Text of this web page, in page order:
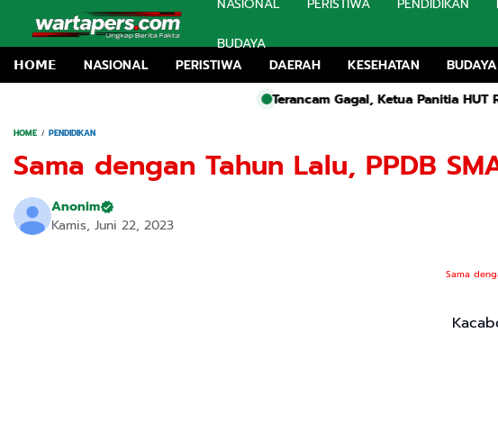
BUDAYA
𝗛𝗢𝗠𝗘
NASIONAL PERISTIWA DAERAH KESEHATAN BUDAYA
Terancam Gagal, Ketua Panitia HUT RI Kecamatan
HOME PENDIDIKAN
Sama dengan Tahun Lalu, PPDB
Anonim
Kamis, Juni 22, 2023
Sama